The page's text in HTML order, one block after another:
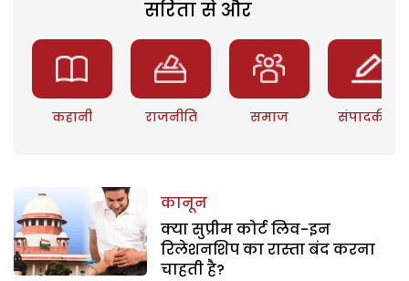
सरिता से और
कहानी राजनीति समाज संपादकीय
कानून
क्या सुप्रीम कोर्ट लिव-इन
रिलेशनशिप का रास्ता बंद करना
चाहती है?